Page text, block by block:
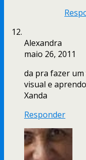
Alexandra
maio 26, 2011
da pra fazer
visual e
Xanda
Responder